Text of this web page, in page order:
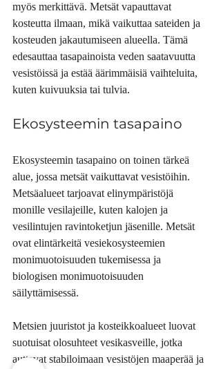
myös merkittävä. Metsät vapauttavat
kosteutta ilmaan, mikä vaikuttaa sateiden ja
kosteuden jakautumiseen alueella. Tämä
edesauttaa tasapainoista veden saatavuutta
vesistöissä ja estää äärimmäisiä vaihteluita,
kuten kuivuuksia tai tulvia.
Ekosysteemin tasapaino
Ekosysteemin tasapaino on toinen tärkeä
alue, jossa metsät vaikuttavat vesistöihin.
Metsäalueet tarjoavat elinympäristöjä
monille vesilajeille, kuten kalojen ja
vesilintujen ravintoketjun jäsenille. Metsät
ovat elintärkeitä vesiekosysteemien
monimuotoisuuden tukemisessa ja
biologisen monimuotoisuuden
säilyttämisessä.
Metsien juuristot ja kosteikkoalueet luovat
suotuisat olosuhteet vesikasveille, jotka
auttavat stabiloimaan vesistöjen maaperää ja